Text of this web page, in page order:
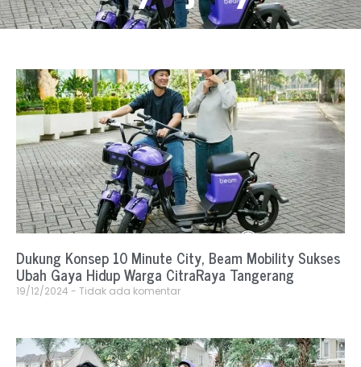
Dukung Konsep 10 Minute City, Beam Mobility Sukses
Ubah Gaya Hidup Warga CitraRaya Tangerang
19/12/2024 Tidak ada komentar